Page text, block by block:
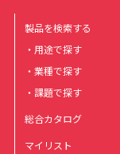
製品を検索する
・用途で探す
・業種で探す
・課題で探す
総合カタログ
マイリスト